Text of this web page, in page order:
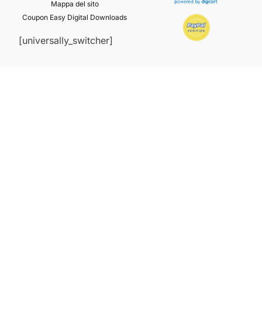
Mappa del sito
Coupon Easy Digital Downloads
[universally_switcher]